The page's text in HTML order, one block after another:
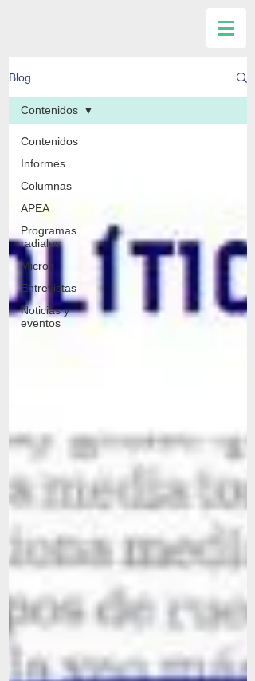
Blog
Contenidos
Informes
Columnas
APEA
Programas
radiales
Micros
Entrevistas
Noticias y
eventos
Contenidos